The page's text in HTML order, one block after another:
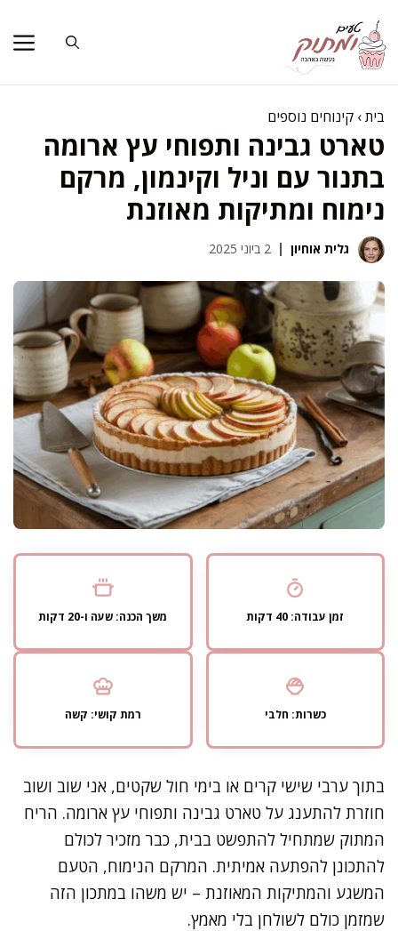
לתוכן
בית› קינוחים נוספים
טארט גבינה ותפוחי עץ ארומה
בתנור עם וניל וקינמון, מרקם
נימוח ומתיקות מאוזנת
גלית אוחיון 2 ביוני 2025
זמן עבודה: 40 דקות משך הכנה: שעה ו-20 דקות
כשרות: חלבי רמת קושי: קשה
בתוך ערבי שישי קרים או בימי חול שקטים, אני שוב ושוב
חוזרת להתענג על טארט גבינה ותפוחי עץ ארומה. הריח
המתוק שמתחיל להתפשט בבית, כבר מזכיר לכולם
להתכונן להפתעה אמיתית. המרקם הנימוח, הטעם
המשגע והמתיקות המאוזנת – יש משהו במתכון הזה
שמזמן כולם לשולחן בלי מאמץ.